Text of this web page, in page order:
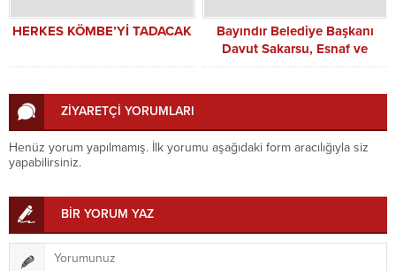
HERKES KÖMBE’Yİ TADACAK
Bayındır Belediye Başkanı
Davut Sakarsu, Esnaf ve
Sanatkârlar Odası’nı Ağırladı
ZİYARETÇİ YORUMLARI
Henüz yorum yapılmamış. İlk yorumu aşağıdaki form aracılığıyla siz
yapabilirsiniz.
BİR YORUM YAZ